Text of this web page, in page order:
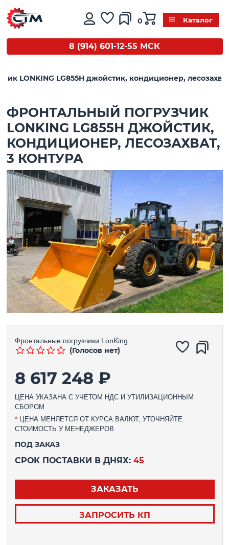
0 Каталог
8 (914) 601-12-55 МСК
LONKING LG855Н джойстик, кондиционер,
ФРОНТАЛЬНЫЙ ПОГРУЗЧИК
LONKING LG855Н ДЖОЙСТИК,
КОНДИЦИОНЕР, ЛЕСОЗАХВАТ,
3 КОНТУРА
Фронтальные погрузчики LonKing
(Голосов нет)
8 617 248 ₽
ЦЕНА УКАЗАНА С УЧЕТОМ НДС И УТИЛИЗАЦИОННЫМ
СБОРОМ
*ЦЕНА МЕНЯЕТСЯ ОТ КУРСА ВАЛЮТ, УТОЧНЯЙТЕ
СТОИМОСТЬ У МЕНЕДЖЕРОВ
ПОД ЗАКАЗ
СРОК ПОСТАВКИ В ДНЯХ: 45
ЗАКАЗАТЬ
ЗАПРОСИТЬ КП